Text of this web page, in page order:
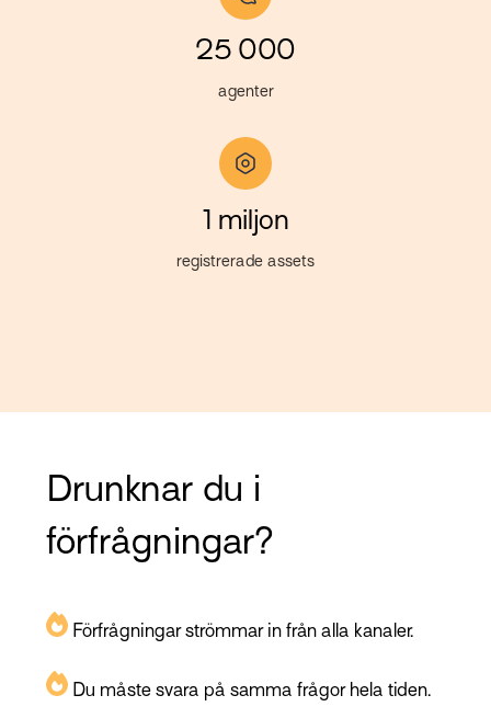
25 000
agenter
1 miljon
registrerade assets
Drunknar du i
förfrågningar?
Förfrågningar strömmar in från alla kanaler.
Du måste svara på samma frågor hela tiden.